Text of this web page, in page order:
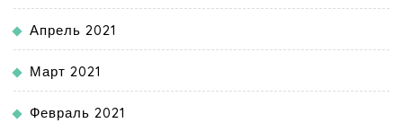
Апрель 2021
Март 2021
Февраль 2021